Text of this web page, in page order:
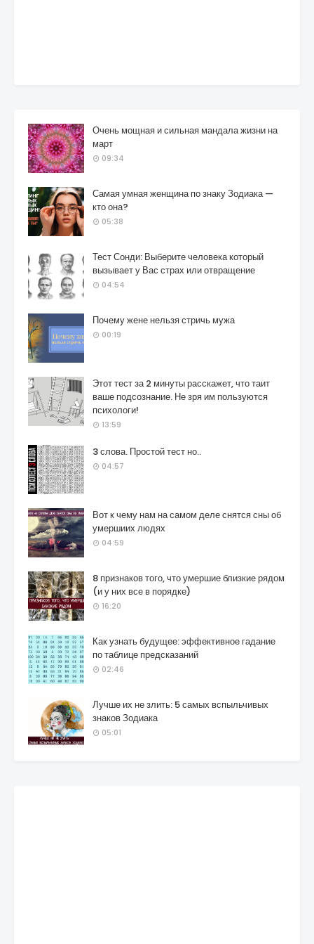
Очень мощная и сильная мандала жизни на
март
09:34
Самая умная женщина по знаку Зодиака —
кто она?
05:38
Тест Сонди: Выберите человека который
вызывает у Вас страх или отвращение
04:54
Почему жене нельзя стричь мужа
00:19
Этот тест за 2 минуты расскажет, что таит
ваше подсознание. Не зря им пользуются
психологи!
13:59
3 слова. Простой тест но..
04:57
Вот к чему нам на самом деле снятся сны об
умершиих людях
04:59
8 признаков того, что умершие близкие рядом
(и у них все в порядке)
16:20
Как узнать будущее: эффективное гадание
по таблице предсказаний
02:46
Лучше их не злить: 5 самых вспыльчивых
знаков Зодиака
05:01